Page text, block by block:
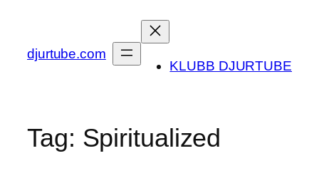
content
djurtube.com
KLUBB DJURTUBE
Tag: Spiritualized